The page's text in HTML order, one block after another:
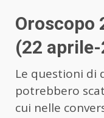
Oroscopo
(22
Le questioni di
potrebbero
cui nelle